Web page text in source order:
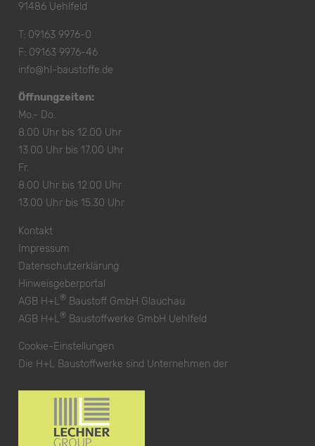
91486 Uehlfeld
T: 09163 9976-0
F: 09163 9976-46
info@hl-baustoffe.de
Öffnungzeiten:
Mo.- Do.
8.00 Uhr bis 12.00 Uhr
13.00 Uhr bis 17.00 Uhr
Fr.
8.00 Uhr bis 12.00 Uhr
13.00 Uhr bis 15.30 Uhr
Kontakt
Impressum
Datenschutzerklärung
Hinweisgeberportal
AGB H+L® Baustoff GmbH Glauchau
AGB H+L® Baustoffwerke GmbH Uehlfeld
Cookie-Einstellungen
Die H+L Baustoffwerke sind Unternehmen der